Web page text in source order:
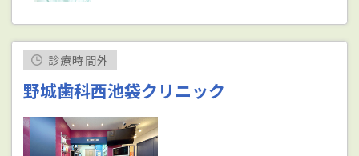
診療時間外
野城歯科西池袋クリニック